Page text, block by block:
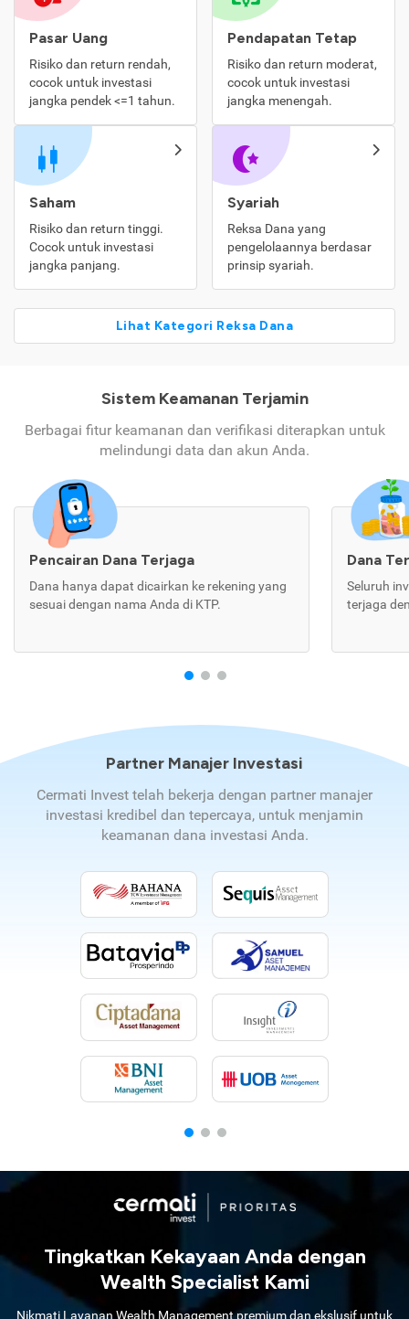
Pasar Uang
Risiko dan return rendah,
cocok untuk investasi
jangka pendek <=1 tahun.
Pendapatan Tetap
Risiko dan return moderat,
cocok untuk investasi
jangka menengah.
Saham
Risiko dan return tinggi.
Cocok untuk investasi
jangka panjang.
Syariah
Reksa Dana yang
pengelolaannya berdasar
prinsip syariah.
Lihat Kategori Reksa Dana
Sistem Keamanan Terjamin
Berbagai fitur keamanan dan verifikasi diterapkan untuk
melindungi data dan akun Anda.
Pencairan Dana Terjaga
Dana hanya dapat dicairkan ke rekening yang
sesuai dengan nama Anda di KTP.
Dana
Seluruh
terjaga
Partner Manajer Investasi
Cermati Invest telah bekerja dengan partner manajer
investasi kredibel dan tepercaya, untuk menjamin
keamanan dana investasi Anda.
Tingkatkan Kekayaan Anda dengan
Wealth Specialist Kami
Nikmati Layanan Wealth Management premium dan ekslusif untuk